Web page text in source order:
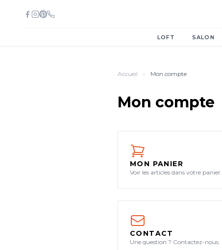
LOFT SALON
Accueil › Mon compte
Mon compte
MON PANIER
Voir les articles dans votre panier.
CONTACT
Une question ? Contactez-nous.